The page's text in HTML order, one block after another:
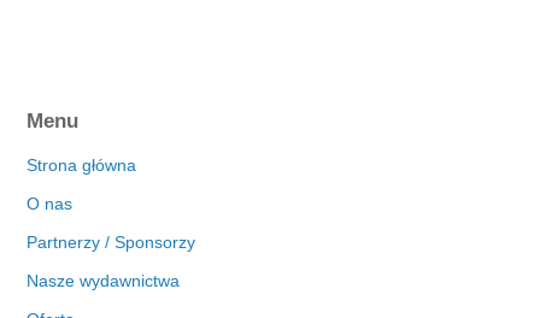
Menu
Strona główna
O nas
Partnerzy / Sponsorzy
Nasze wydawnictwa